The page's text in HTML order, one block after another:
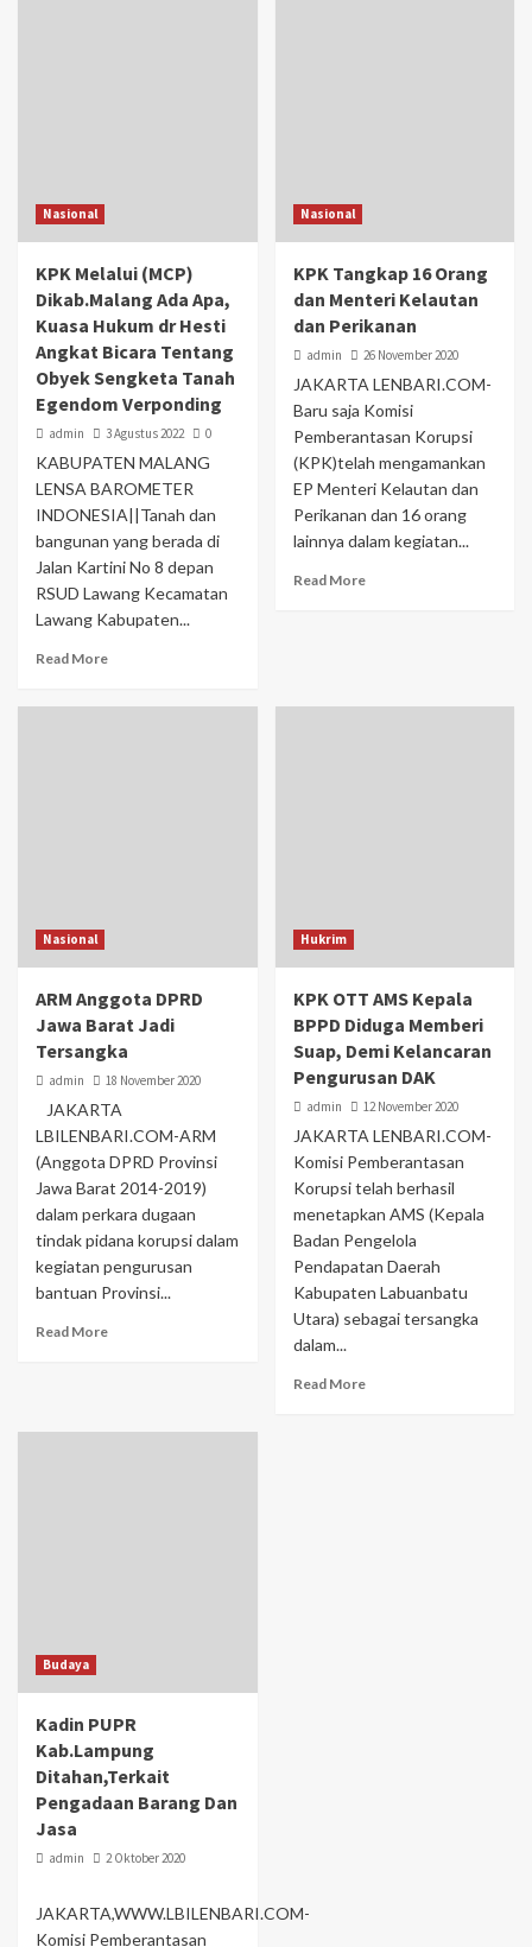
Nasional
KPK Melalui (MCP)
Dikab.Malang Ada Apa,
Kuasa Hukum dr Hesti
Angkat Bicara Tentang
Obyek Sengketa Tanah
Egendom Verponding
admin 3 Agustus 2022 0
KABUPATEN MALANG
LENSA BAROMETER
INDONESIA||Tanah dan
bangunan yang berada di
Jalan Kartini No 8 depan
RSUD Lawang Kecamatan
Lawang Kabupaten...
Read More
Nasional
KPK Tangkap 16 Orang
dan Menteri Kelautan
dan Perikanan
admin 26 November 2020
JAKARTA LENBARI.COM-
Baru saja Komisi
Pemberantasan Korupsi
(KPK)telah mengamankan
EP Menteri Kelautan dan
Perikanan dan 16 orang
lainnya dalam kegiatan...
Read More
Nasional
ARM Anggota DPRD
Jawa Barat Jadi
Tersangka
admin 18 November 2020
JAKARTA
LBILENBARI.COM-ARM
(Anggota DPRD Provinsi
Jawa Barat 2014-2019)
dalam perkara dugaan
tindak pidana korupsi dalam
kegiatan pengurusan
bantuan Provinsi...
Read More
Hukrim
KPK OTT AMS Kepala
BPPD Diduga Memberi
Suap, Demi Kelancaran
Pengurusan DAK
admin 12 November 2020
JAKARTA LENBARI.COM-
Komisi Pemberantasan
Korupsi telah berhasil
menetapkan AMS (Kepala
Badan Pengelola
Pendapatan Daerah
Kabupaten Labuanbatu
Utara) sebagai tersangka
dalam...
Read More
Budaya
Kadin PUPR
Kab.Lampung
Ditahan,Terkait
Pengadaan Barang Dan
Jasa
admin 2 Oktober 2020
JAKARTA,WWW.LBILENBARI.COM-
Komisi Pemberantasan